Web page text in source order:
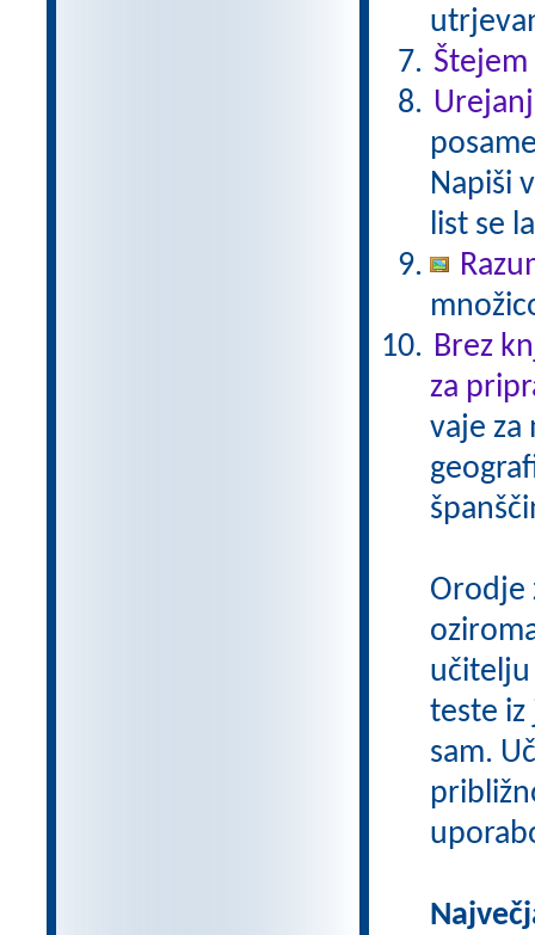
Napiši
list se
Brez
za
vaje za
Orodje
učitelju
teste iz
sam.